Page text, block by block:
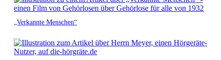
„Verkannte Menschen“